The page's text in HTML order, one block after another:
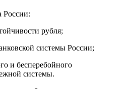
России:
рубля;
системы России;
и бесперебойного
системы.